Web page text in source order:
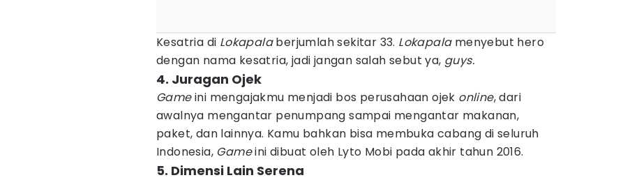
Kesatria di Lokapalaberjumlah sekitar 33. Lokapalamenyebut hero
dengan nama kesatria, jadi jangan salah sebut ya, guys.
4. Juragan Ojek
Gameini mengajakmu menjadi bos perusahaan ojek online, dari
awalnya mengantar penumpang sampai mengantar makanan,
paket, dan lainnya. Kamu bahkan bisa membuka cabang di seluruh
Indonesia, Gameini dibuat oleh Lyto Mobi pada akhir tahun 2016.
5. Dimensi Lain Serena